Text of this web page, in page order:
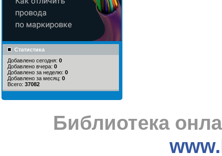
Статистика
Добавлено сегодня: 0
Добавлено вчера: 0
Добавлено за неделю: 0
Добавлено за месяц: 0
Всего: 37082
Библиотека